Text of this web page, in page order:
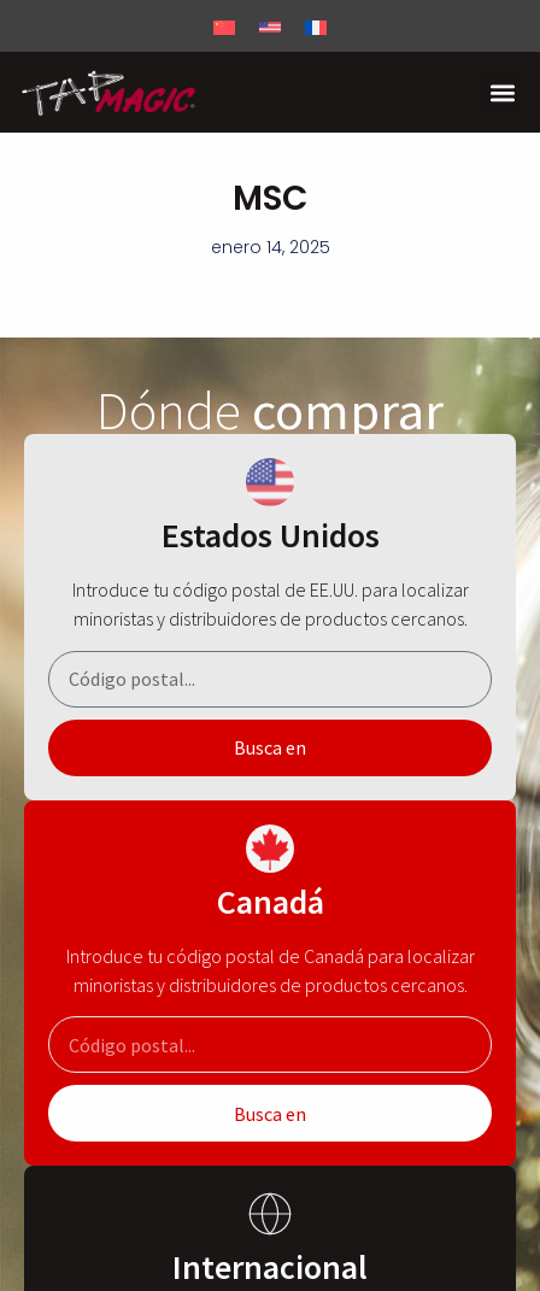
MSC
enero 14, 2025
Dóndecomprar
Estados Unidos
Introduce tu código postal de EE.UU. para localizar
minoristas y distribuidores de productos cercanos.
Busca en
Canadá
Introduce tu código postal de Canadá para localizar
minoristas y distribuidores de productos cercanos.
Busca en
Internacional